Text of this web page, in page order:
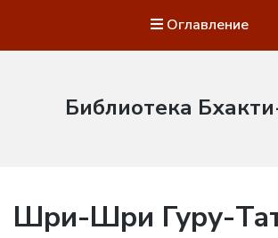
Оглавление
Библиотека
Шри-Шри Гуру-